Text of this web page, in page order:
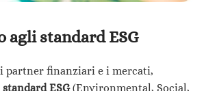
agli standard ESG
partner finanziari e i mercati,
ESG(Environmental, Social,